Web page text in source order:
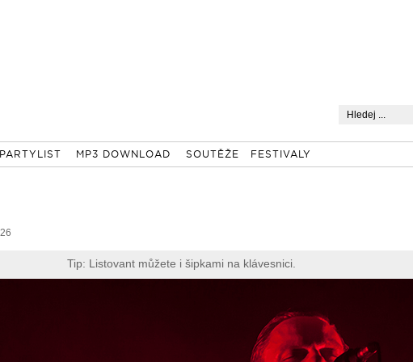
PARTYLIST MP3 DOWNLOAD SOUTĚŽE FESTIVALY
Tip: Listovant můžete i šipkami na klávesnici.